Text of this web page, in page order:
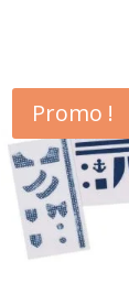
Promo !